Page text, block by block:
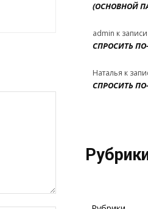
(ОСНОВНОЙ
admin к
СПРОСИТЬ
Наталья к
СПРОСИТЬ